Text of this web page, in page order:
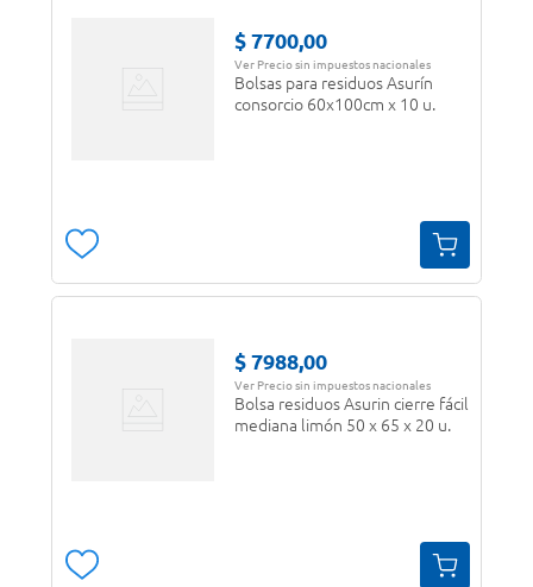
$ 7700,00
Ver Precio sin impuestos nacionales
Bolsas para residuos Asurín
consorcio 60x100cm x 10 u.
$ 7988,00
Ver Precio sin impuestos nacionales
Bolsa residuos Asurin cierre fácil
mediana limón 50 x 65 x 20 u.